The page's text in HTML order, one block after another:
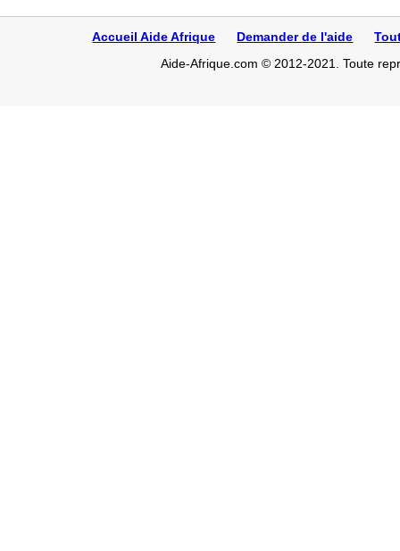
Accueil Aide Afrique Demander de l'aide
Aide-Afrique.com © 2012-2021. Toute